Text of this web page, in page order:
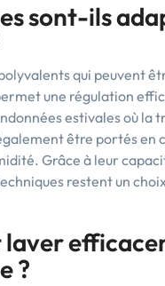
sont-ils
qui peuvent
une régulation
estivales où la
être portés en
Grâce à leur
restent un
?